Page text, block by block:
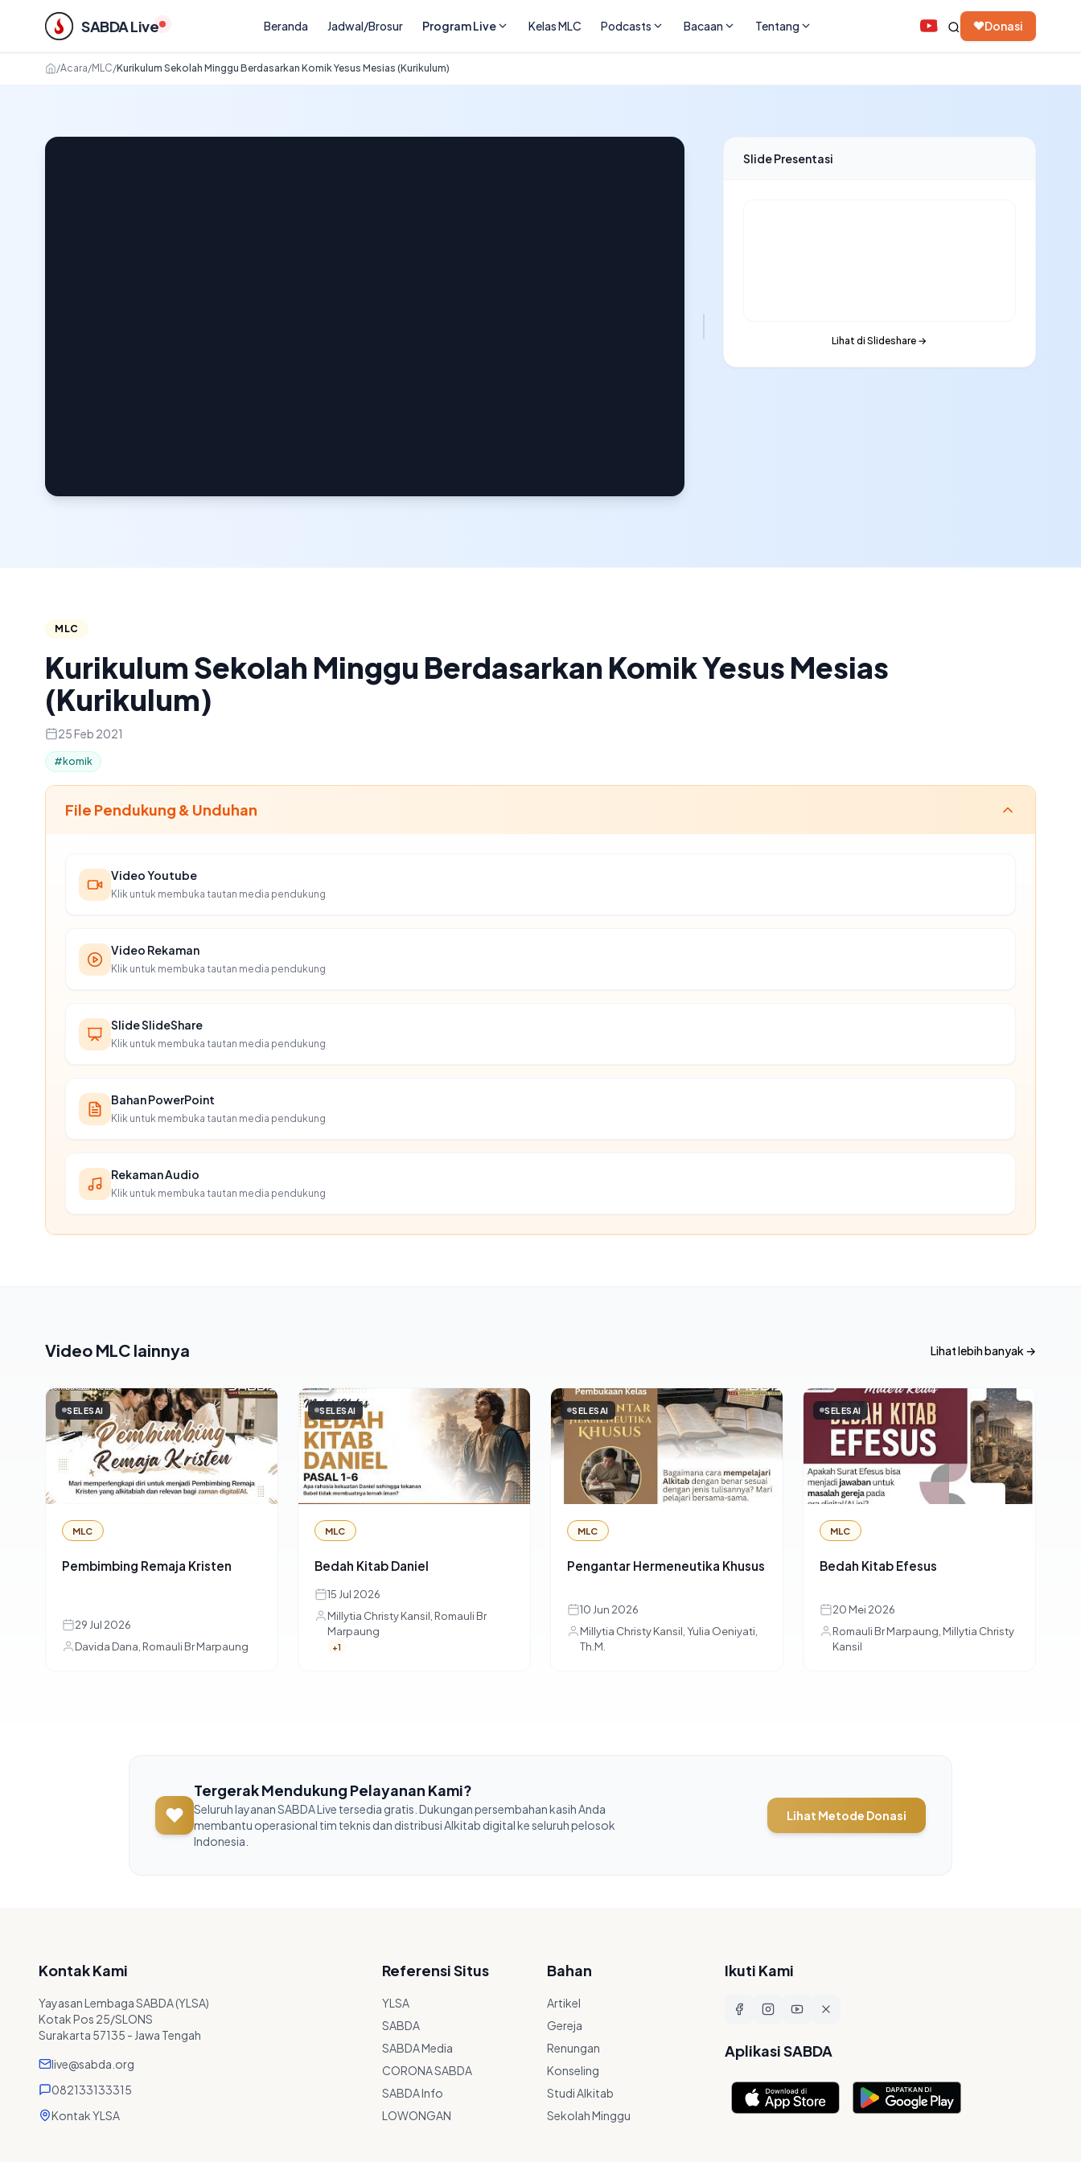
SABDA Live Beranda Jadwal/Brosur Program Live Kelas MLC Podcasts Bacaan Tentang Donasi
/Acara/MLC/Kurikulum Sekolah Minggu Berdasarkan Komik Yesus Mesias (Kurikulum)
Slide Presentasi
Lihat di Slideshare →
MLC
Kurikulum Sekolah Minggu Berdasarkan Komik Yesus Mesias
(Kurikulum)
25 Feb 2021
#komik
File Pendukung & Unduhan
Video Youtube
Klik untuk membuka tautan media pendukung
Video Rekaman
Klik untuk membuka tautan media pendukung
Slide SlideShare
Klik untuk membuka tautan media pendukung
Bahan PowerPoint
Klik untuk membuka tautan media pendukung
Rekaman Audio
Klik untuk membuka tautan media pendukung
Video MLC lainnya Lihat lebih banyak →
SELESAI
MLC
Pembimbing Remaja Kristen
29 Jul 2026
Davida Dana, Romauli Br Marpaung
SELESAI
MLC
Bedah Kitab Daniel
15 Jul 2026
Millytia Christy Kansil, Romauli Br
Marpaung
+1
SELESAI
MLC
Pengantar Hermeneutika Khusus
10 Jun 2026
Millytia Christy Kansil, Yulia Oeniyati,
Th.M.
SELESAI
MLC
Bedah Kitab Efesus
20 Mei 2026
Romauli Br Marpaung, Millytia Christy
Kansil
Tergerak Mendukung Pelayanan Kami?
Seluruh layanan SABDA Live tersedia gratis. Dukungan persembahan kasih Anda
membantu operasional tim teknis dan distribusi Alkitab digital ke seluruh pelosok
Indonesia.
Lihat Metode Donasi
Kontak Kami
Yayasan Lembaga SABDA (YLSA)
Kotak Pos 25/SLONS
Surakarta 57135 - Jawa Tengah
live@sabda.org
082133133315
Kontak YLSA
Referensi Situs
YLSA
SABDA
SABDA Media
CORONA SABDA
SABDA Info
LOWONGAN
Bahan
Artikel
Gereja
Renungan
Konseling
Studi Alkitab
Sekolah Minggu
Ikuti Kami
Aplikasi SABDA